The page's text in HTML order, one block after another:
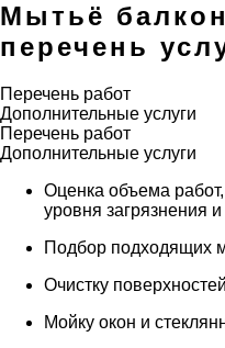
Мытьё
перечень
Перечень работ
Дополнительные услуги
Перечень работ
Дополнительные услуги
Оценка объема
уровня загрязнения
Подбор подходящих
Очистку
Мойку окон и